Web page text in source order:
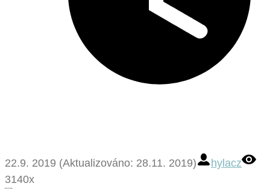
22.9. 2019 (Aktualizováno: 28.11. 2019)
hylacz
3140x